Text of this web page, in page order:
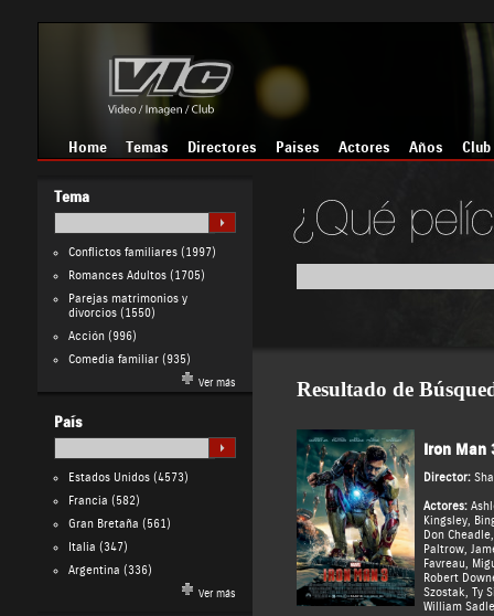
Home Temas Directores Países Actores Años Club
Tema
Conflictos familiares(1997)
Romances Adultos(1705)
Parejas matrimonios y
divorcios(1550)
Acción(996)
Comedia familiar(935)
Ver más
País
Estados Unidos(4573)
Francia (582)
Gran Bretaña (561)
Italia (347)
Argentina (336)
Ver más
Resultado de
Iron Man
Director:
Actores:
Kingsley,
Don Cheadle
Paltrow,
Favreau,
Robert
Szostak, Ty
William